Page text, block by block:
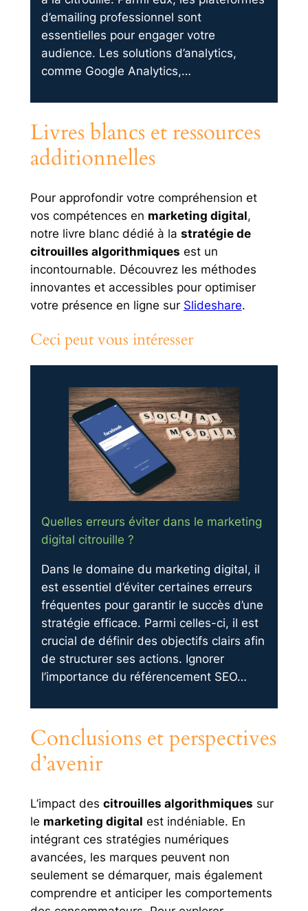
d’emailing professionnel sont
essentielles pour engager votre
audience. Les solutions d’analytics,
comme Google Analytics,…
Livres blancs et ressources
additionnelles
Pour approfondir votre compréhension et
vos compétences en marketing digital,
notre livre blanc dédié à la stratégie de
citrouilles algorithmiques est un
incontournable. Découvrez les méthodes
innovantes et accessibles pour optimiser
votre présence en ligne sur Slideshare.
Ceci peut vous intéresser
Quelles erreurs éviter dans le marketing
digital citrouille ?
Dans le domaine du marketing digital, il
est essentiel d’éviter certaines erreurs
fréquentes pour garantir le succès d’une
stratégie efficace. Parmi celles-ci, il est
crucial de définir des objectifs clairs afin
de structurer ses actions. Ignorer
l’importance du référencement SEO…
Conclusions et perspectives
d’avenir
L’impact des citrouilles algorithmiques sur
le marketing digital est indéniable. En
intégrant ces stratégies numériques
avancées, les marques peuvent non
seulement se démarquer, mais également
comprendre et anticiper les comportements